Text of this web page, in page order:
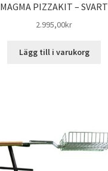
MAGMA PIZZAKIT – SVART
2.995,00kr
Lägg till i varukorg